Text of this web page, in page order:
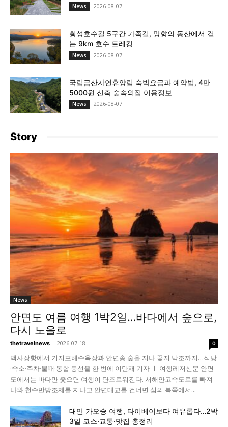
News 2026-08-07
횡성호수길 5구간 가족길, 망향의 동산에서 걷
는 9km 호수 트레킹
News 2026-08-07
국립금산자연휴양림 숙박요금과 예약법, 4만
5000원 신축 숲속의집 이용정보
News 2026-08-07
Story
News
안면도 여름 여행 1박2일…바다에서 숲으로,
다시 노을로
thetravelnews - 2026-07-18 0
백사장항에서 기지포해수욕장과 안면송 숲을 지나 꽃지 낙조까지…식당
·숙소·주차·물때·통합 동선을 한 번에 이만재 기자 ㅣ 여행레저신문 안면
도에서는 바다만 좇으면 여행이 단조로워진다. 서해안고속도로를 빠져
나와 천수만방조제를 지나고 안면대교를 건너면 섬의 북쪽에서...
대만 가오슝 여행, 타이베이보다 여유롭다…2박
3일 코스·교통·맛집 총정리